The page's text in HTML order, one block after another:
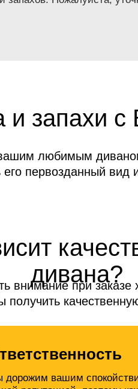
и запахи
любимым
его первозданный вид
дивана?
внимание при заказе
получить
дорожим вашим